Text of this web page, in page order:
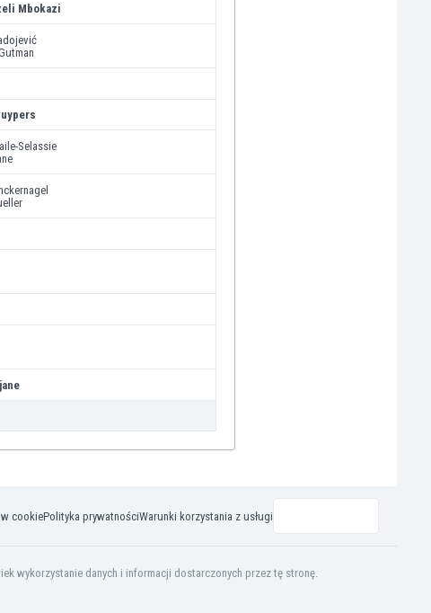
Mbokazi
Selassie
cookiePolityka prywatnościWarunki korzystania z usługi
wykorzystanie danych i informacji dostarczonych przez tę stronę.